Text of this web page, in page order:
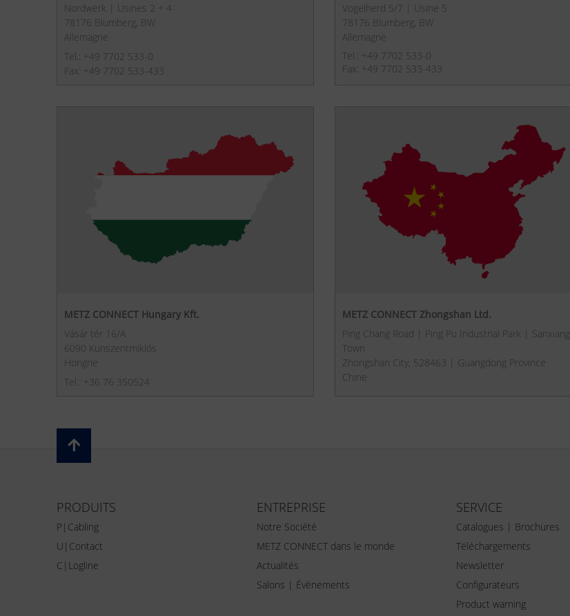
Nordwerk | Usines 2 + 4
78176 Blumberg, BW
Allemagne
Tel.: +49 7702 533-0
Fax: +49 7702 533-433
Vogelherd 5/7 | Usine 5
78176 Blumberg, BW
Allemagne
Tel.: +49 7702 533-0
Fax: +49 7702 533-433
METZ CONNECT Hungary Kft.
Vásár tér 16/A
6090 Kunszentmiklós
Hongrie
Tel.: +36 76 350524
METZ CONNECT Zhongshan Ltd.
Ping Chang Road | Ping Pu Industrial Park | Sanxiang
Town
Zhongshan City, 528463 | Guangdong Province
Chine
PRODUITS
P|Cabling
U|Contact
C|Logline
ENTREPRISE
Notre Société
METZ CONNECT dans le monde
Actualités
Salons | Évènements
SERVICE
Catalogues | Brochures
Téléchargements
Newsletter
Configurateurs
Product warning